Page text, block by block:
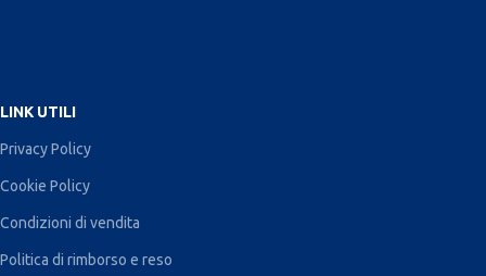
LINK UTILI
Privacy Policy
Cookie Policy
Condizioni di vendita
Politica di rimborso e reso